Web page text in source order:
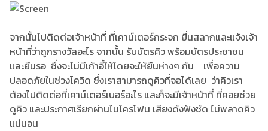
จากนั้นไปติดต่อเจ้าหน้าที่ ที่เคาน์เตอร์กระจก ยื่นสลากและแจ้งเจ้า
หน้าที่ว่าถูกรางวัลอะไร จากนั้น รับบัตรคิว พร้อมบัตรประชาชน
และยืนรอ ซึ่งจะไม่มีเก้าอี้ให้โดยจะให้ยืนห่างๆ กัน เพื่อความ
ปลอดภัยในช่วงโควิด ซึ่งเราสามารถดูคิวที่จอได้เลย ว่าคิวเรา
ต้องไปติดต่อที่เคาน์เตอร์เบอร์อะไร และก็จะมีเจ้าหน้าที่ ที่คอยช่วย
ดูคิว และประกาศเรียกผ่านไมโครโฟน เสียงดังฟังชัด ไม่พลาดคิว
แน่นอน